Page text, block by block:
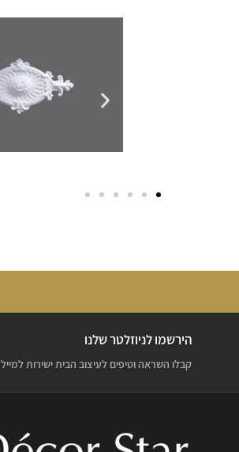
הירשמו לניוזלטר שלנו
קבלו השראה וטיפים לעיצוב הבית ישירות למייל